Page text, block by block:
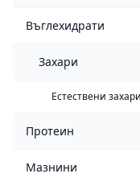
Въглехидрати
Захари
Естествени захари
Протеин
Мазнини